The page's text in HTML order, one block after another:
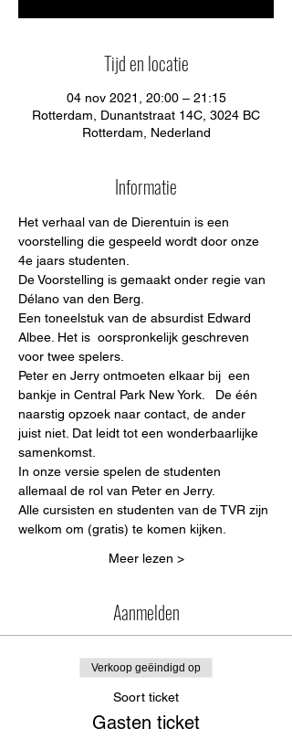
Tijd en locatie
04 nov 2021, 20:00 – 21:15
Rotterdam, Dunantstraat 14C, 3024 BC
Rotterdam, Nederland
Informatie
Het verhaal van de Dierentuin is een
voorstelling die gespeeld wordt door onze
4e jaars studenten.
De Voorstelling is gemaakt onder regie van
Délano van den Berg.
Een toneelstuk van de absurdist Edward
Albee. Het is  oorspronkelijk geschreven
voor twee spelers.
Peter en Jerry ontmoeten elkaar bij  een
bankje in Central Park New York.   De één
naarstig opzoek naar contact, de ander
juist niet. Dat leidt tot een wonderbaarlijke
samenkomst.
In onze versie spelen de studenten
allemaal de rol van Peter en Jerry.
Alle cursisten en studenten van de TVR zijn
welkom om (gratis) te komen kijken.
Meer lezen >
Aanmelden
Verkoop geëindigd op
Soort ticket
Gasten ticket